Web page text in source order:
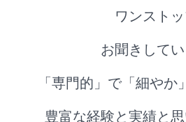
ワンスト
お聞きしてい
「専門的」で「細やか
豊富な経験と実績と思